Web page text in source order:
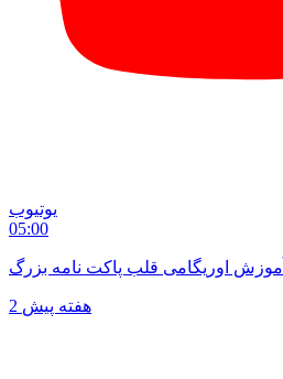
یوتیوب
05:00
آموزش اوریگامی قلب پاکت نامه بزرگ
2 هفته پیش